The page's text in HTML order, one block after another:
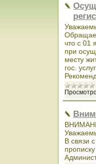
что с 01
при
месту
гос.
В связи